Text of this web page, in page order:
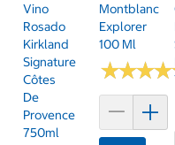
Vino
Rosado
Kirkland
Signature
Côtes
De
Provence
750ml
Montblanc
Explorer
100 Ml
★★★★
★★★★